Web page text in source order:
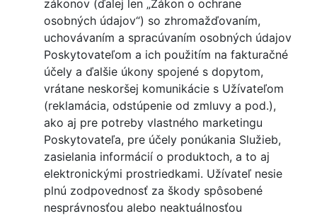
zákonov (ďalej len „Zákon o ochrane
osobných údajov“) so zhromažďovaním,
uchovávaním a spracúvaním osobných údajov
Poskytovateľom a ich použitím na fakturačné
účely a ďalšie úkony spojené s dopytom,
vrátane neskoršej komunikácie s Užívateľom
(reklamácia, odstúpenie od zmluvy a pod.),
ako aj pre potreby vlastného marketingu
Poskytovateľa, pre účely ponúkania Služieb,
zasielania informácií o produktoch, a to aj
elektronickými prostriedkami. Užívateľ nesie
plnú zodpovednosť za škody spôsobené
nesprávnosťou alebo neaktuálnosťou